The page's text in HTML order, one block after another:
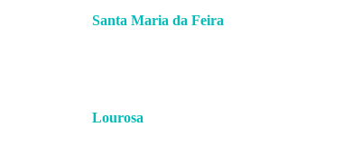
Santa Maria da Feira
Lourosa